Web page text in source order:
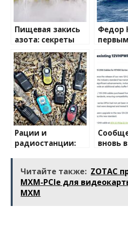
Пищевая закись
азота: секреты
применения и
преимущества
Федор
Рации и
радиостанции:
миру
беспроводной
связи
вновь
Читайте также: ZOTAC
MXM-PCIe для
MXM